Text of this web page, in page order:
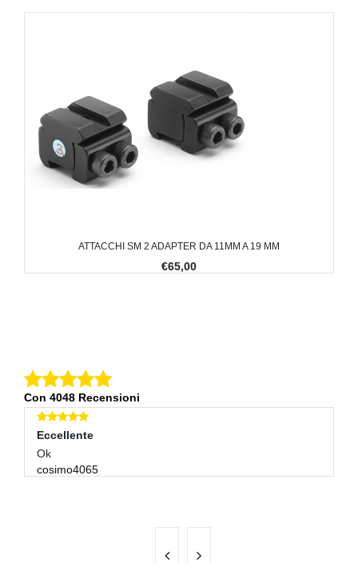
ATTACCHI SM 2 ADAPTER DA 11MM A 19 MM
€65,00
Con 4048 Recensioni
Eccellente
Ok
cosimo4065